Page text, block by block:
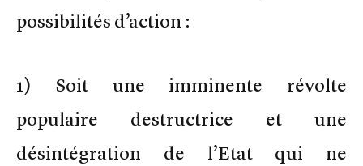
possibilités d’action :
1) Soit une imminente révolte
populaire destructrice et une
désintégration de l’Etat qui ne